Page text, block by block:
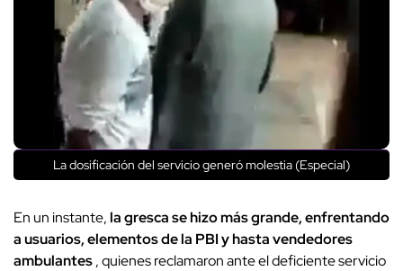
La dosificación del servicio generó molestia (Especial)
En un instante,la gresca se hizo más grande, enfrentando
a usuarios, elementos de la PBI y hasta vendedores
ambulantes, quienes reclamaron ante el deficiente servicio